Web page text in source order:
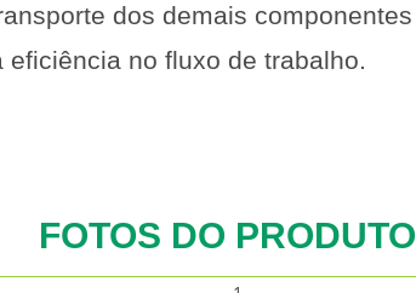
dos demais componentes
no fluxo de trabalho.
FOTOS DO PRODUTO